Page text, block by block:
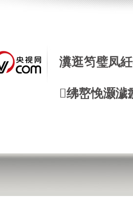
瀵逛笉璧凤
绋嶅悗灏